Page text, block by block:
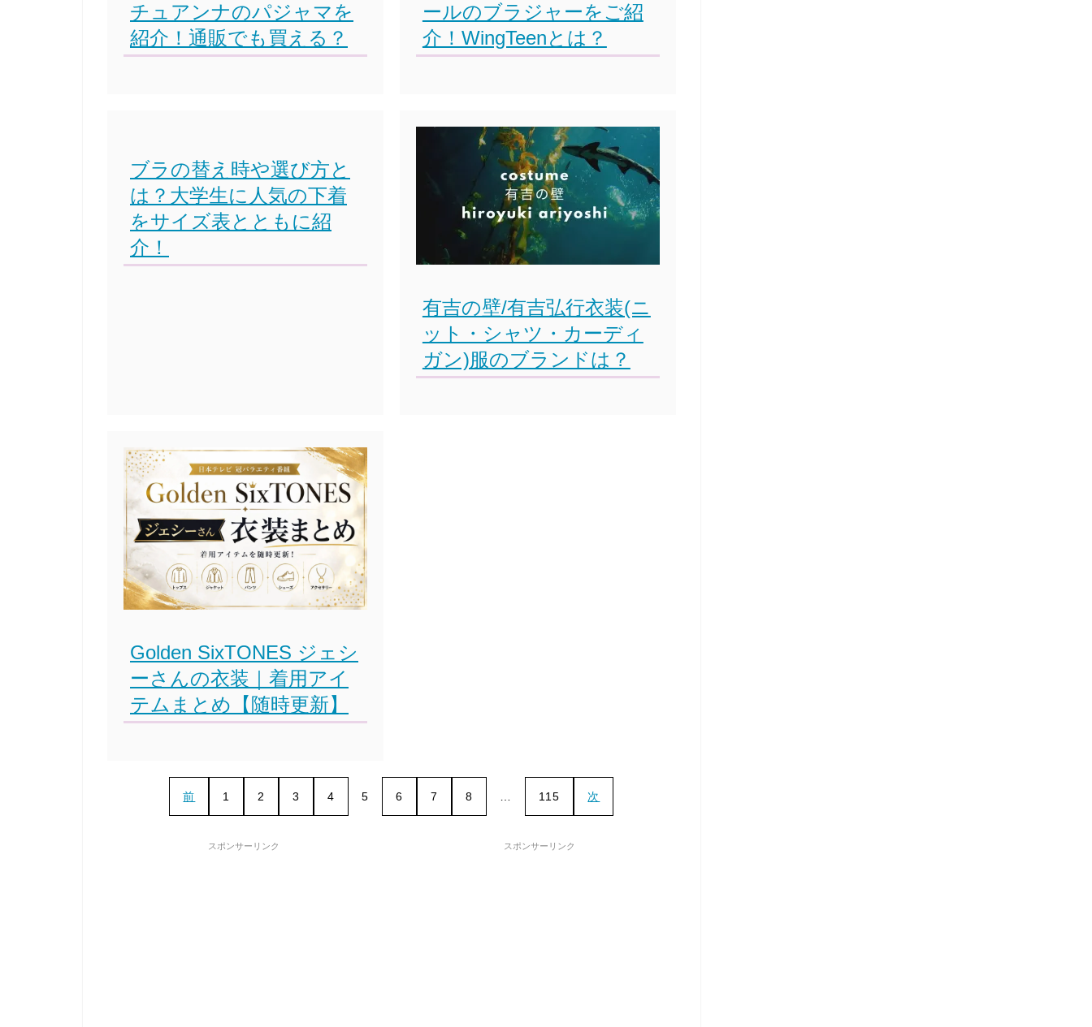
チュアンナのパジャマを
紹介！通販でも買える？
ールのブラジャーをご紹
介！WingTeenとは？
ブラの替え時や選び方と
は？大学生に人気の下着
をサイズ表とともに紹
介！
有吉の壁/有吉弘行衣装(ニ
ット・シャツ・カーディ
ガン)服のブランドは？
Golden SixTONES ジェシ
ーさんの衣装｜着用アイ
テムまとめ【随時更新】
前 1 2 3 4 5 6 7 8 115 次
スポンサーリンク スポンサーリンク